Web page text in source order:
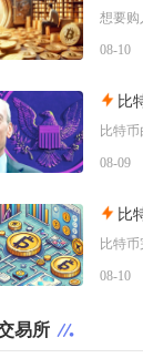
08-10
比
08-09
比
08-10
易所